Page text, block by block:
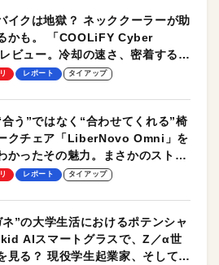
イクは地獄？ ネッククーラーが助
かも。 「COOLiFY Cyber
ビュー。冷却の速さ、密着する冷
ト、シンプルな操作性がグッド！
レポート タイアップ
合う”ではなく“合わせてくれる”椅
クチェア「LiberNovo Omni」を
かったその魅力。まさかのストレ
も搭載
レポート タイアップ
”の大学生活におけるポテンシャ
AIスマートグラスで、Z／α世
見る？ 現役学生起業家、そして教